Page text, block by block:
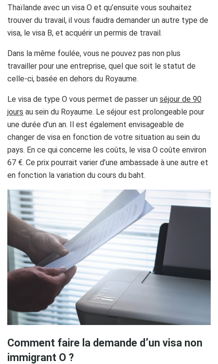
Thaïlande avec un visa O et qu’ensuite vous souhaitez
trouver du travail, il vous faudra demander un autre type de
visa, le visa B, et acquérir un permis de travail.
Dans la même foulée, vous ne pouvez pas non plus
travailler pour une entreprise, quel que soit le statut de
celle-ci, basée en dehors du Royaume.
Le visa de type O vous permet de passer un séjour de 90
jours au sein du Royaume. Le séjour est prolongeable pour
une durée d’un an. Il est également envisageable de
changer de visa en fonction de votre situation au sein du
pays. En ce qui concerne les coûts, le visa O coûte environ
67 €. Ce prix pourrait varier d’une ambassade à une autre et
en fonction la variation du cours du baht.
Comment faire la demande d’un visa non
immigrant O ?